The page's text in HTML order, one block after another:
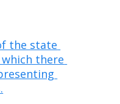
the state
there